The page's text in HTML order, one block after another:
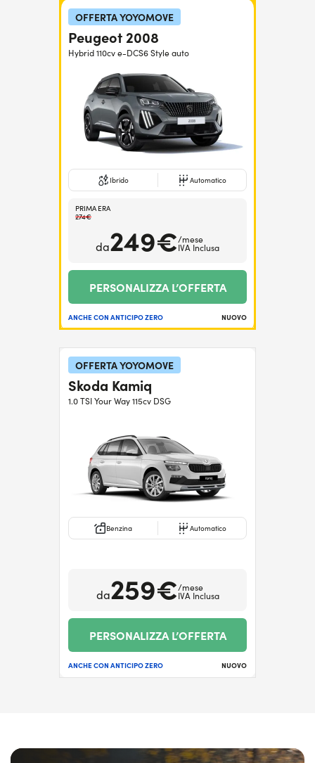
OFFERTA YOYOMOVE
Peugeot 2008
Hybrid 110cv e-DCS6 Style auto
Ibrido Automatico
PRIMA ERA
274€
da249€/mese
IVA Inclusa
PERSONALIZZA L’OFFERTA
ANCHE CON ANTICIPO ZERO NUOVO
OFFERTA YOYOMOVE
Skoda Kamiq
1.0 TSI Your Way 115cv DSG
Benzina Automatico
da259€/mese
IVA Inclusa
PERSONALIZZA L’OFFERTA
ANCHE CON ANTICIPO ZERO NUOVO